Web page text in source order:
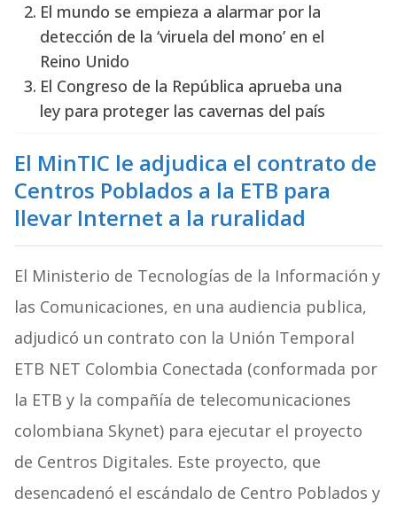
El mundo se empieza a alarmar por la
detección de la ‘viruela del mono’ en el
Reino Unido
El Congreso de la República aprueba una
ley para proteger las cavernas del país
El MinTIC le adjudica el contrato de
Centros Poblados a la ETB para
llevar Internet a la ruralidad
El Ministerio de Tecnologías de la Información y
las Comunicaciones, en una audiencia publica,
adjudicó un contrato con la Unión Temporal
ETB NET Colombia Conectada (conformada por
la ETB y la compañía de telecomunicaciones
colombiana Skynet) para ejecutar el proyecto
de Centros Digitales. Este proyecto, que
desencadenó el escándalo de Centro Poblados y